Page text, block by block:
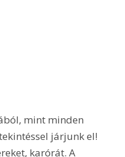
járjunk el!
karórát. A